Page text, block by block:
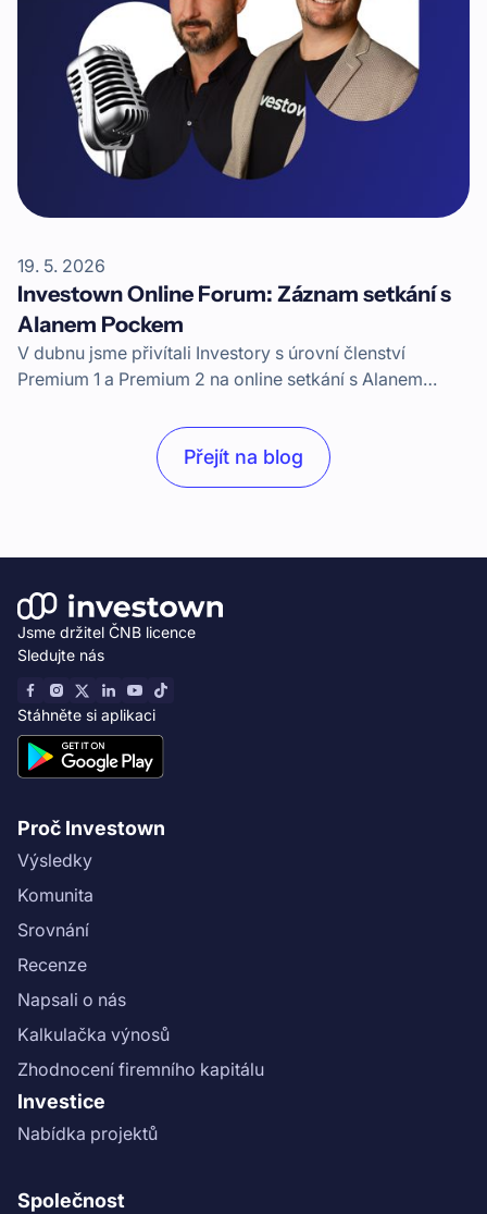
19. 5. 2026
Investown Online Forum: Záznam setkání s
Alanem Pockem
V dubnu jsme přivítali Investory s úrovní členství
Premium 1 a Premium 2 na online setkání s Alanem
Přejít na blog
Jsme držitel ČNB licence
Sledujte nás
Stáhněte si aplikaci
Proč Investown
Výsledky
Komunita
Srovnání
Recenze
Napsali o nás
Kalkulačka výnosů
Zhodnocení firemního kapitálu
Investice
Nabídka projektů
Společnost